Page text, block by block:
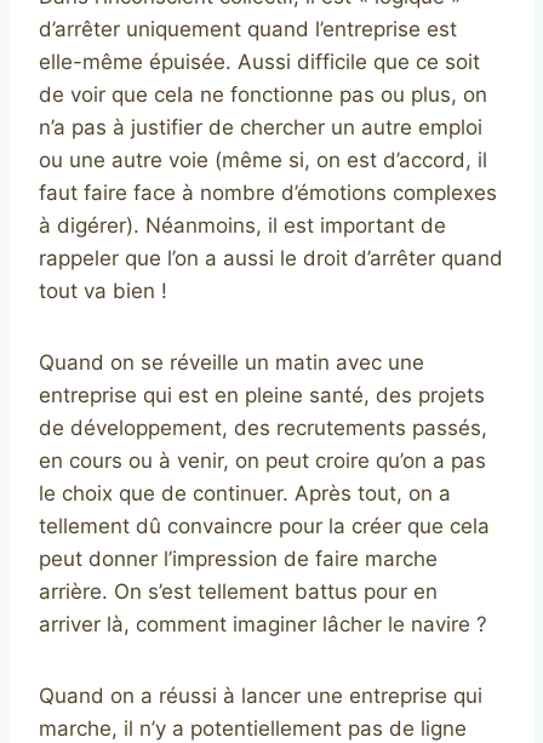
d’arrêter uniquement quand l’entreprise est
elle-même épuisée. Aussi difficile que ce soit
de voir que cela ne fonctionne pas ou plus, on
n’a pas à justifier de chercher un autre emploi
ou une autre voie (même si, on est d’accord, il
faut faire face à nombre d’émotions complexes
à digérer). Néanmoins, il est important de
rappeler que l’on a aussi le droit d’arrêter quand
tout va bien !
Quand on se réveille un matin avec une
entreprise qui est en pleine santé, des projets
de développement, des recrutements passés,
en cours ou à venir, on peut croire qu’on a pas
le choix que de continuer. Après tout, on a
tellement dû convaincre pour la créer que cela
peut donner l’impression de faire marche
arrière. On s’est tellement battus pour en
arriver là, comment imaginer lâcher le navire ?
Quand on a réussi à lancer une entreprise qui
marche, il n’y a potentiellement pas de ligne